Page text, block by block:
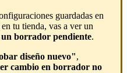
guardadas en
tu tienda, vas a ver un
un borrador pendiente.
diseño nuevo",
cambio en borrador no